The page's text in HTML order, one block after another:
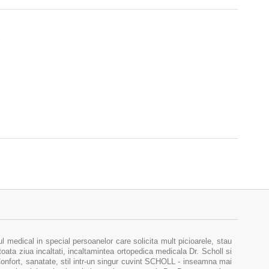
medical in special persoanelor care solicita mult picioarele, stau
ziua incaltati, incaltamintea ortopedica medicala Dr. Scholl si
sanatate, stil intr-un singur cuvint SCHOLL - inseamna mai